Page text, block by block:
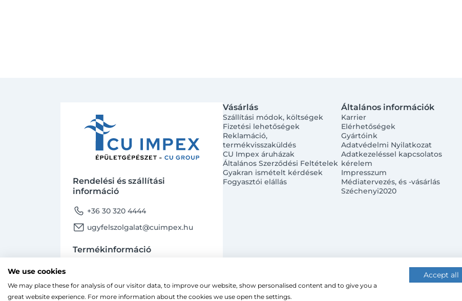
Rendelési és szállítási
információ
phone +36 30 320 4444
email ugyfelszolgalat@cuimpex.hu
Termékinformáció
email ugyfelszolgalat@cuimpex.hu
Vásárlás
Szállítási módok, költségek
Fizetési lehetőségek
Reklamáció,
termékvisszaküldés
CU Impex áruházak
Általános Szerződési Feltételek
Gyakran ismételt kérdések
Fogyasztói elállás
Általános információk
Karrier
Elérhetőségek
Gyártóink
Adatvédelmi Nyilatkozat
Adatkezeléssel kapcsolatos
kérelem
Impresszum
Médiatervezés, és -vásárlás
Széchenyi2020
Ahogy a legtöbb weboldal, a miénk is sütiket (cookie-kat) használ a nagyobb felhasználói élmény érdekében.
We use cookies
We may place these for analysis of our visitor data, to improve our website, show personalised content and to give you a
great website experience. For more information about the cookies we use open the settings.
Accept all